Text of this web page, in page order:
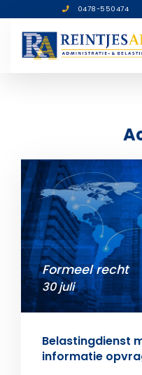
0478-550474
Formeel recht
30 juli
Belastingdienst
informatie